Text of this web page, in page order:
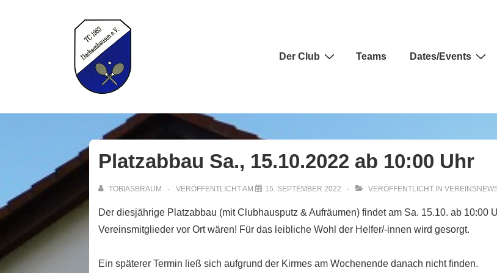
Hauptnavigation
Der Club Teams Dates/Events
Platzabbau Sa., 15.10.2022 ab 10:00 Uhr
TOBIASBRAUM VERÖFFENTLICHT AM 15. SEPTEMBER 2022 VERÖFFENTLICHT IN
Der diesjährige Platzabbau (mit Clubhausputz & Aufräumen) findet am Sa. 15.10. ab 10:00
Vereinsmitglieder vor Ort wären! Für das leibliche Wohl der Helfer/-innen wird gesorgt.
Ein späterer Termin ließ sich aufgrund der Kirmes am Wochenende danach nicht finden.